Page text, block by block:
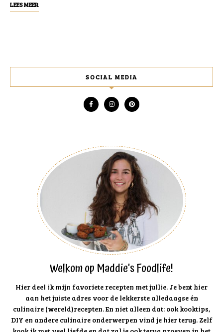
LEES MEER
SOCIAL MEDIA
Welkom op Maddie's Foodlife!
Hier deel ik mijn favoriete recepten met jullie. Je bent hier
aan het juiste adres voor de lekkerste alledaagse én
culinaire (wereld)recepten. En niet alleen dat: ook kooktips,
DIY en andere culinaire onderwerpen vind je hier terug. Zelf